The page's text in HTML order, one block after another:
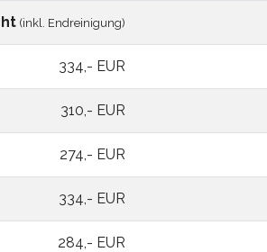
(inkl. Endreinigung)
334,- EUR
310,- EUR
274,- EUR
334,- EUR
284,- EUR